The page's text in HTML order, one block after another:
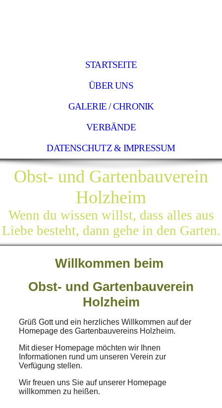
STARTSEITE
ÜBER UNS
GALERIE / CHRONIK
VERBÄNDE
DATENSCHUTZ & IMPRESSUM
Obst- und Gartenbauverein
Holzheim
Wenn du wissen willst, dass alles aus
Liebe besteht, dann gehe in den Garten.
Willkommen beim
Obst- und Gartenbauverein
Holzheim
Grüß Gott und ein herzliches Willkommen auf der
Homepage des Gartenbauvereins Holzheim.
Mit dieser Homepage möchten wir Ihnen
Informationen rund um unseren Verein zur
Verfügung stellen.
Wir freuen uns Sie auf unserer Homepage
willkommen zu heißen.